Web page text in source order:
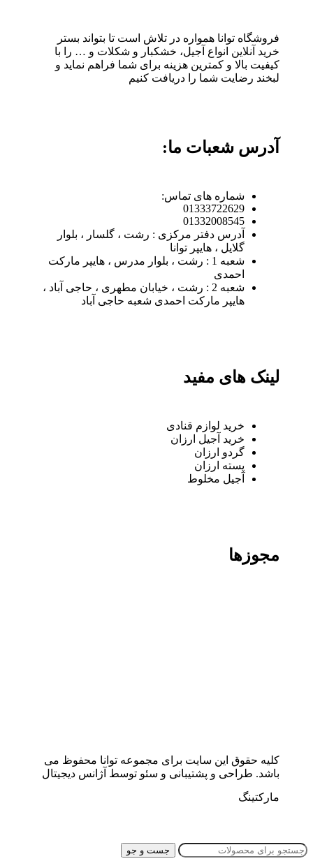
فروشگاه توانا همواره در تلاش است تا بتواند بستر
خرید آنلاین انواع آجیل، خشکبار و شکلات و … را با
کیفیت بالا و کمترین هزینه برای شما فراهم نماید و
لبخند رضایت شما را دریافت کنیم
آدرس شعبات ما:
شماره های تماس:
01333722629
01332008545
آدرس دفتر مرکزی : رشت ، گلسار ، بلوار
گلایل ، هایپر توانا
شعبه 1 : رشت ، بلوار مدرس ، هایپر مارکت
احمدی
شعبه 2 : رشت ، خیابان مطهری ، حاجی آباد ،
هایپر مارکت احمدی شعبه حاجی آباد
لینک های مفید
خرید لوازم قنادی
خرید آجیل ارزان
گردو ارزان
پسته ارزان
آجیل مخلوط
مجوزها
کلیه حقوق این سایت برای مجموعه توانا محفوظ می
باشد. طراحی و پشتیبانی و سئو توسط آژانس دیجیتال
مارکتینگ
جست و جو